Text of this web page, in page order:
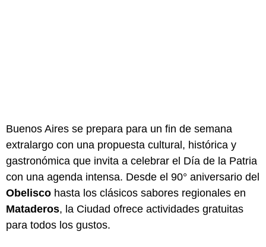
Buenos Aires se prepara para un fin de semana
extralargo con una propuesta cultural, histórica y
gastronómica que invita a celebrar el Día de la Patria
con una agenda intensa. Desde el 90° aniversario del
Obelisco hasta los clásicos sabores regionales en
Mataderos, la Ciudad ofrece actividades gratuitas
para todos los gustos.